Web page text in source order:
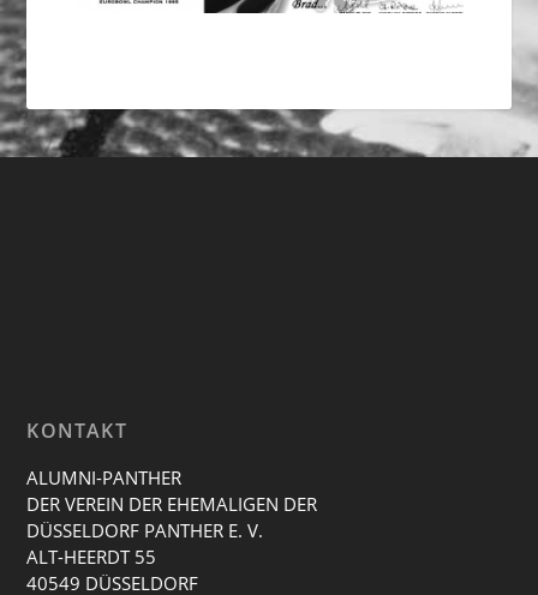
KONTAKT
ALUMNI-PANTHER
DER VEREIN DER EHEMALIGEN DER
DÜSSELDORF PANTHER E. V.
ALT-HEERDT 55
40549 DÜSSELDORF